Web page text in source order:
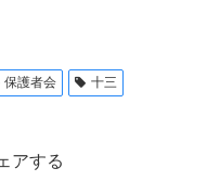
保護者会
十三
アする